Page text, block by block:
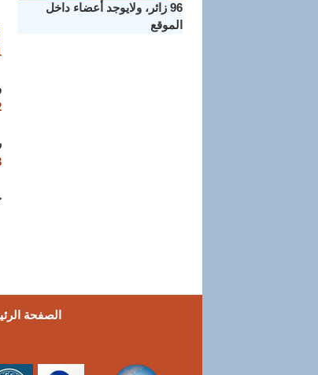
96 زائر، ولايوجد أعضاء داخل
الموقع
1-
3-
الصفحة